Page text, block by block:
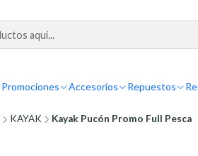
Promociones Accesorios Repuestos
KAYAK Kayak Pucón Promo Full Pesca